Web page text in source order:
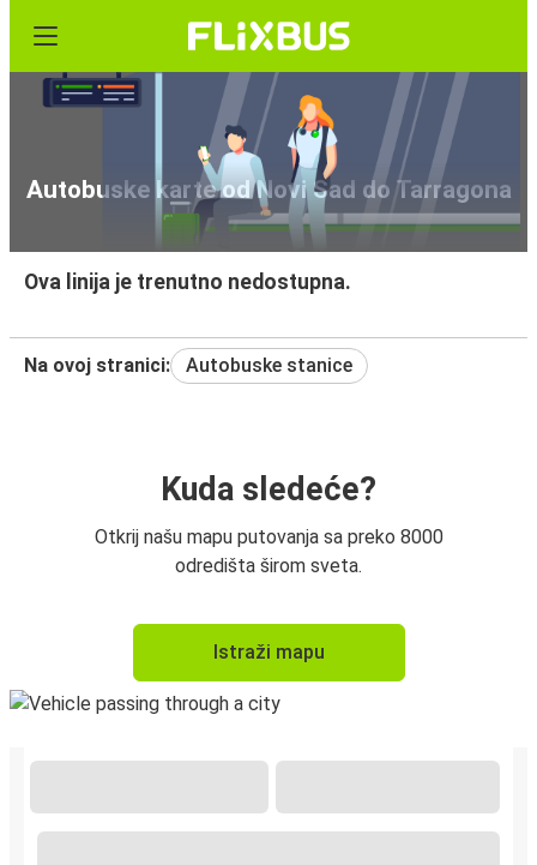
Autobuske karte od Novi Sad do Tarragona
Ova linija je trenutno nedostupna.
Na ovoj stranici: Autobuske stanice
Kuda sledeće?
Otkrij našu mapu putovanja sa preko 8000
odredišta širom sveta.
Istraži mapu